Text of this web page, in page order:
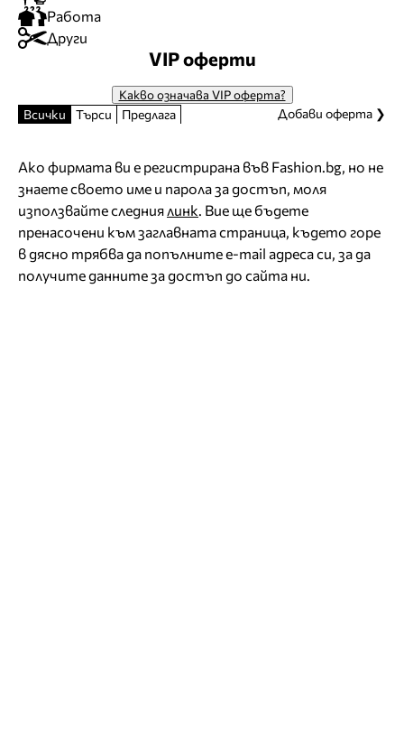
Работа
Други
VIP оферти
Какво означава VIP оферта?
Всички
Търси Предлага Добави оферта ❯
Ако фирмата ви е регистрирана във Fashion.bg, но не
знаете своето име и парола за достъп, моля
използвайте следния линк. Вие ще бъдете
пренасочени към заглавната страница, където горе
в дясно трябва да попълните e-mail адреса си, за да
получите данните за достъп до сайта ни.